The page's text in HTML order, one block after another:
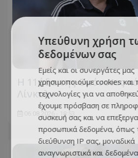
Η 11άδα της Ομόνοιας
Λίνκολν
06.08.2026 - 18:53
Υπεύθυνη χρήση
δεδομένων σας
Εμείς και οι συνεργάτες μας
χρησιμοποιούμε cookies και
τεχνολογίες για να
έχουμε πρόσβαση σε
συσκευή σας και να
προσωπικά δεδομένα, όπως
διεύθυνση IP σας, μοναδικά
αναγνωριστικά και